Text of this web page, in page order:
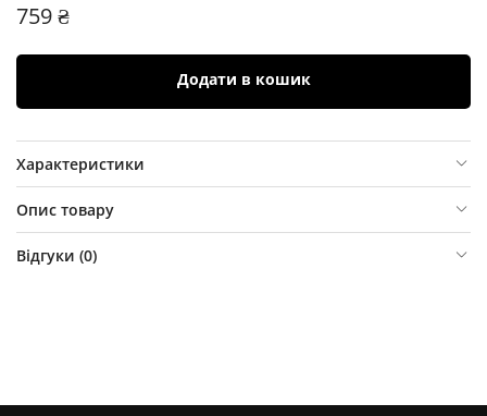
759 ₴
Додати в кошик
Характеристики
Опис товару
Відгуки (0)